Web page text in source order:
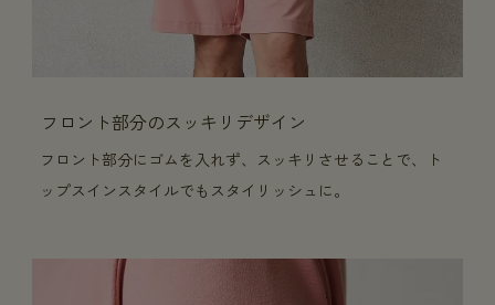
フロント部分のスッキリデザイン
フロント部分にゴムを入れず、スッキリさせることで、ト
ップスインスタイルでもスタイリッシュに。